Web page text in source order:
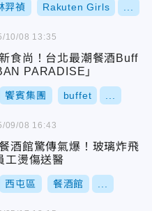
羿禎 Rakuten Girls
食尚！台北最潮餐酒Buff
PARADISE」
饗賓集團 buffet
10/08 13:35
酒館驚傳氣爆！玻璃炸飛
燙傷送醫
西屯區 餐酒館
09/08 16:43